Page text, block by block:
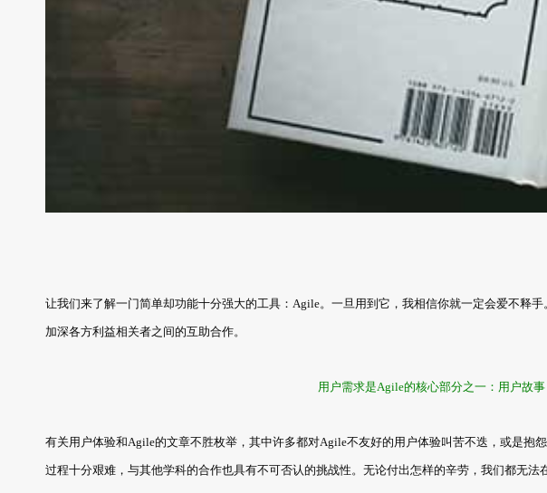
让我们来了解一门简单却功能十分强大的工具：Agile。一旦用到它，我相信你就一定会爱不释
加深各方利益相关者之间的互助合作。
用户需求是Agile的核心部分之一：用户故事
有关用户体验和Agile的文章不胜枚举，其中许多都对Agile不友好的用户体验叫苦不迭，或是抱
过程十分艰难，与其他学科的合作也具有不可否认的挑战性。无论付出怎样的辛劳，我们都无法